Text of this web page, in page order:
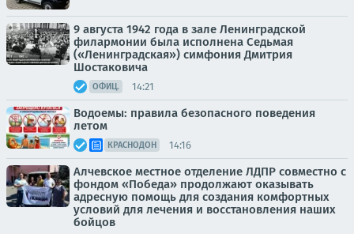
9 августа 1942 года в зале Ленинградской
филармонии была исполнена Седьмая
(«Ленинградская») симфония Дмитрия
Шостаковича
ОФИЦ. 14:21
Водоемы: правила безопасного поведения
летом
КРАСНОДОН 14:16
Алчевское местное отделение ЛДПР совместно с
фондом «Победа» продолжают оказывать
адресную помощь для создания комфортных
условий для лечения и восстановления наших
бойцов